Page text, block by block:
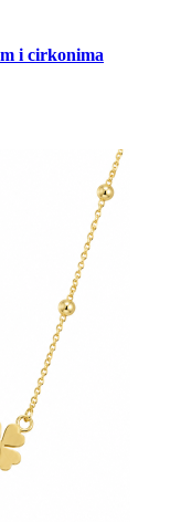
i cirkonima